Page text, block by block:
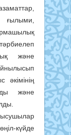
және
әкімінің
және
күйде